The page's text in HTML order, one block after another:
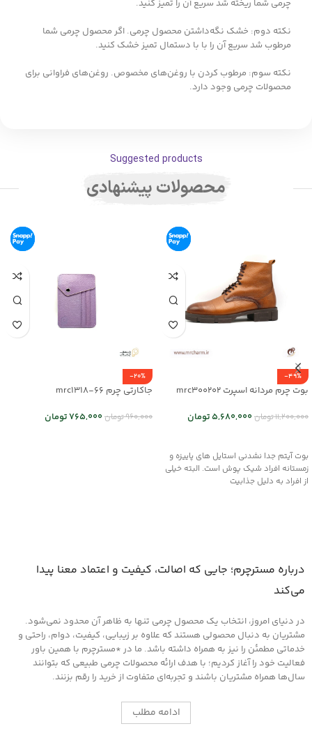
چرمی شما ریخته شد سریع آن را تمیز کنید.
نکته دوم: خشک نگه‌داشتن محصول چرمی. اگر محصول چرمی شما
مرطوب شد سریع آن را با با دستمال تمیز خشک کنید.
نکته سوم: مرطوب کردن با روغن‌های مخصوص. روغن‌های فراوانی برای
محصولات چرمی وجود دارد.
Suggested products
محصولات پیشنهادی
-49%
بوت چرم مردانه اسپرت mrc300202
11,200,000تومان5,680,000تومان
بوت آیتم جدا نشدنی استایل های پاییزه و
زمستانه افراد شیک پوش است. البته خیلی
از افراد به دلیل جذابیت
-20%
جاکارتی چرم mrc1318-66
960,000تومان765,000تومان
درباره مسترچرم؛ جایی که اصالت، کیفیت و اعتماد معنا پیدا
می‌کند
در دنیای امروز، انتخاب یک محصول چرمی تنها به ظاهر آن محدود نمی‌شود.
مشتریان به دنبال محصولی هستند که علاوه بر زیبایی، کیفیت، دوام، راحتی و
خدماتی مطمئن را نیز به همراه داشته باشد. ما در *مسترچرم با همین باور
فعالیت خود را آغاز کردیم؛ با هدف ارائه محصولات چرمی طبیعی که بتوانند
سال‌ها همراه مشتریان باشند و تجربه‌ای متفاوت از خرید را رقم بزنند.
ادامه مطلب